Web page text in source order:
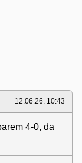
12.06.26. 10:43
4-0, da